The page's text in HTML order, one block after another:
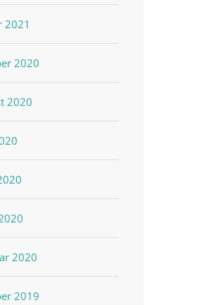
2021
2020
2020
2020
2019